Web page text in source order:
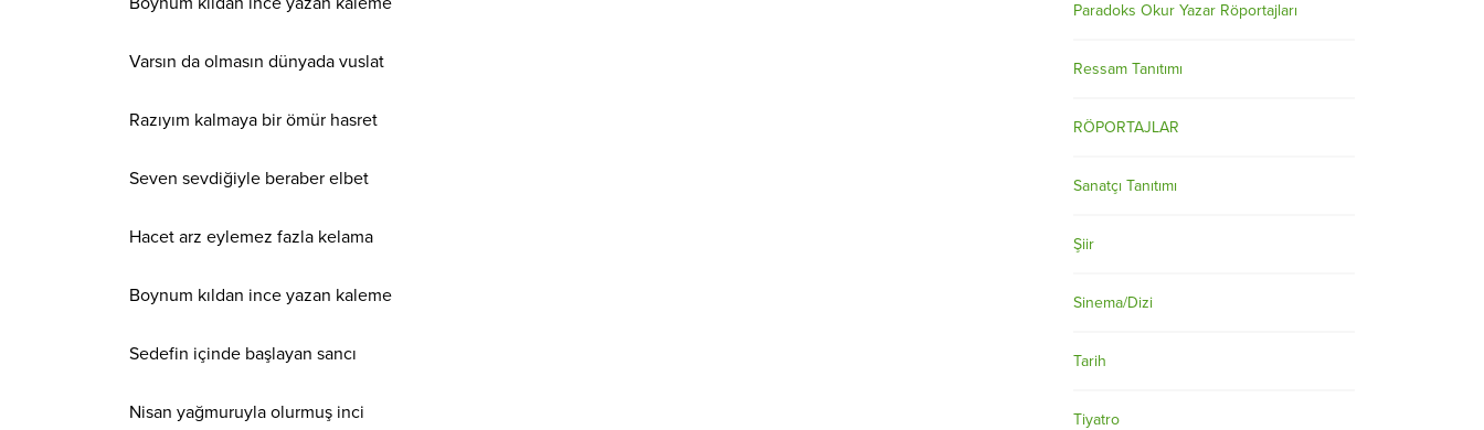
Varsın da olmasın dünyada vuslat
Razıyım kalmaya bir ömür hasret
Seven sevdiğiyle beraber elbet
Hacet arz eylemez fazla kelama
Boynum kıldan ince yazan kaleme
Sedefin içinde başlayan sancı
Nisan yağmuruyla olurmuş inci
Paradoks Okur Yazar Röportajları
Ressam Tanıtımı
RÖPORTAJLAR
Sanatçı Tanıtımı
Şiir
Sinema/Dizi
Tarih
Tiyatro